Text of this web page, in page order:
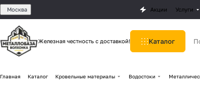
Москва Акции Услуги
Железная честность с доставкой! Каталог
Главная Каталог Кровельные материалы Водостоки